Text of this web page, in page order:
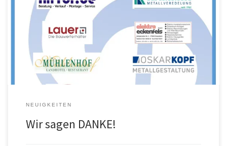
Unterstützung ermöglicht uns, unserem kulturellen und
gesellschaftlichen Auftrag nachzukommen, ohne dass die
Finanzierung immer die erste Sorge sein muss. Leider boten sich in
den vergangenen beiden Jahren nur eingeschränkte
Möglichkeiten, unseren […]
NEUIGKEITEN
Wir sagen DANKE!